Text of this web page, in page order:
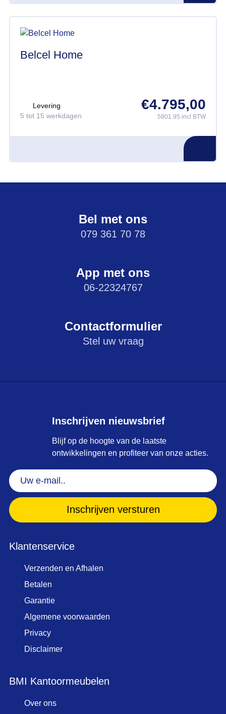
Belcel Home
Levering
5 tot 15 werkdagen
€4.795,00
5801.95 incl BTW
Bel met ons
079 361 70 78
App met ons
06-22324767
Contactformulier
Stel uw vraag
Inschrijven nieuwsbrief
Blijf op de hoogte van de laatste
ontwikkelingen en profiteer van onze acties.
Uw
e-
mail..
Klantenservice
Verzenden en Afhalen
Betalen
Garantie
Algemene voorwaarden
Privacy
Disclaimer
BMI Kantoormeubelen
Over ons